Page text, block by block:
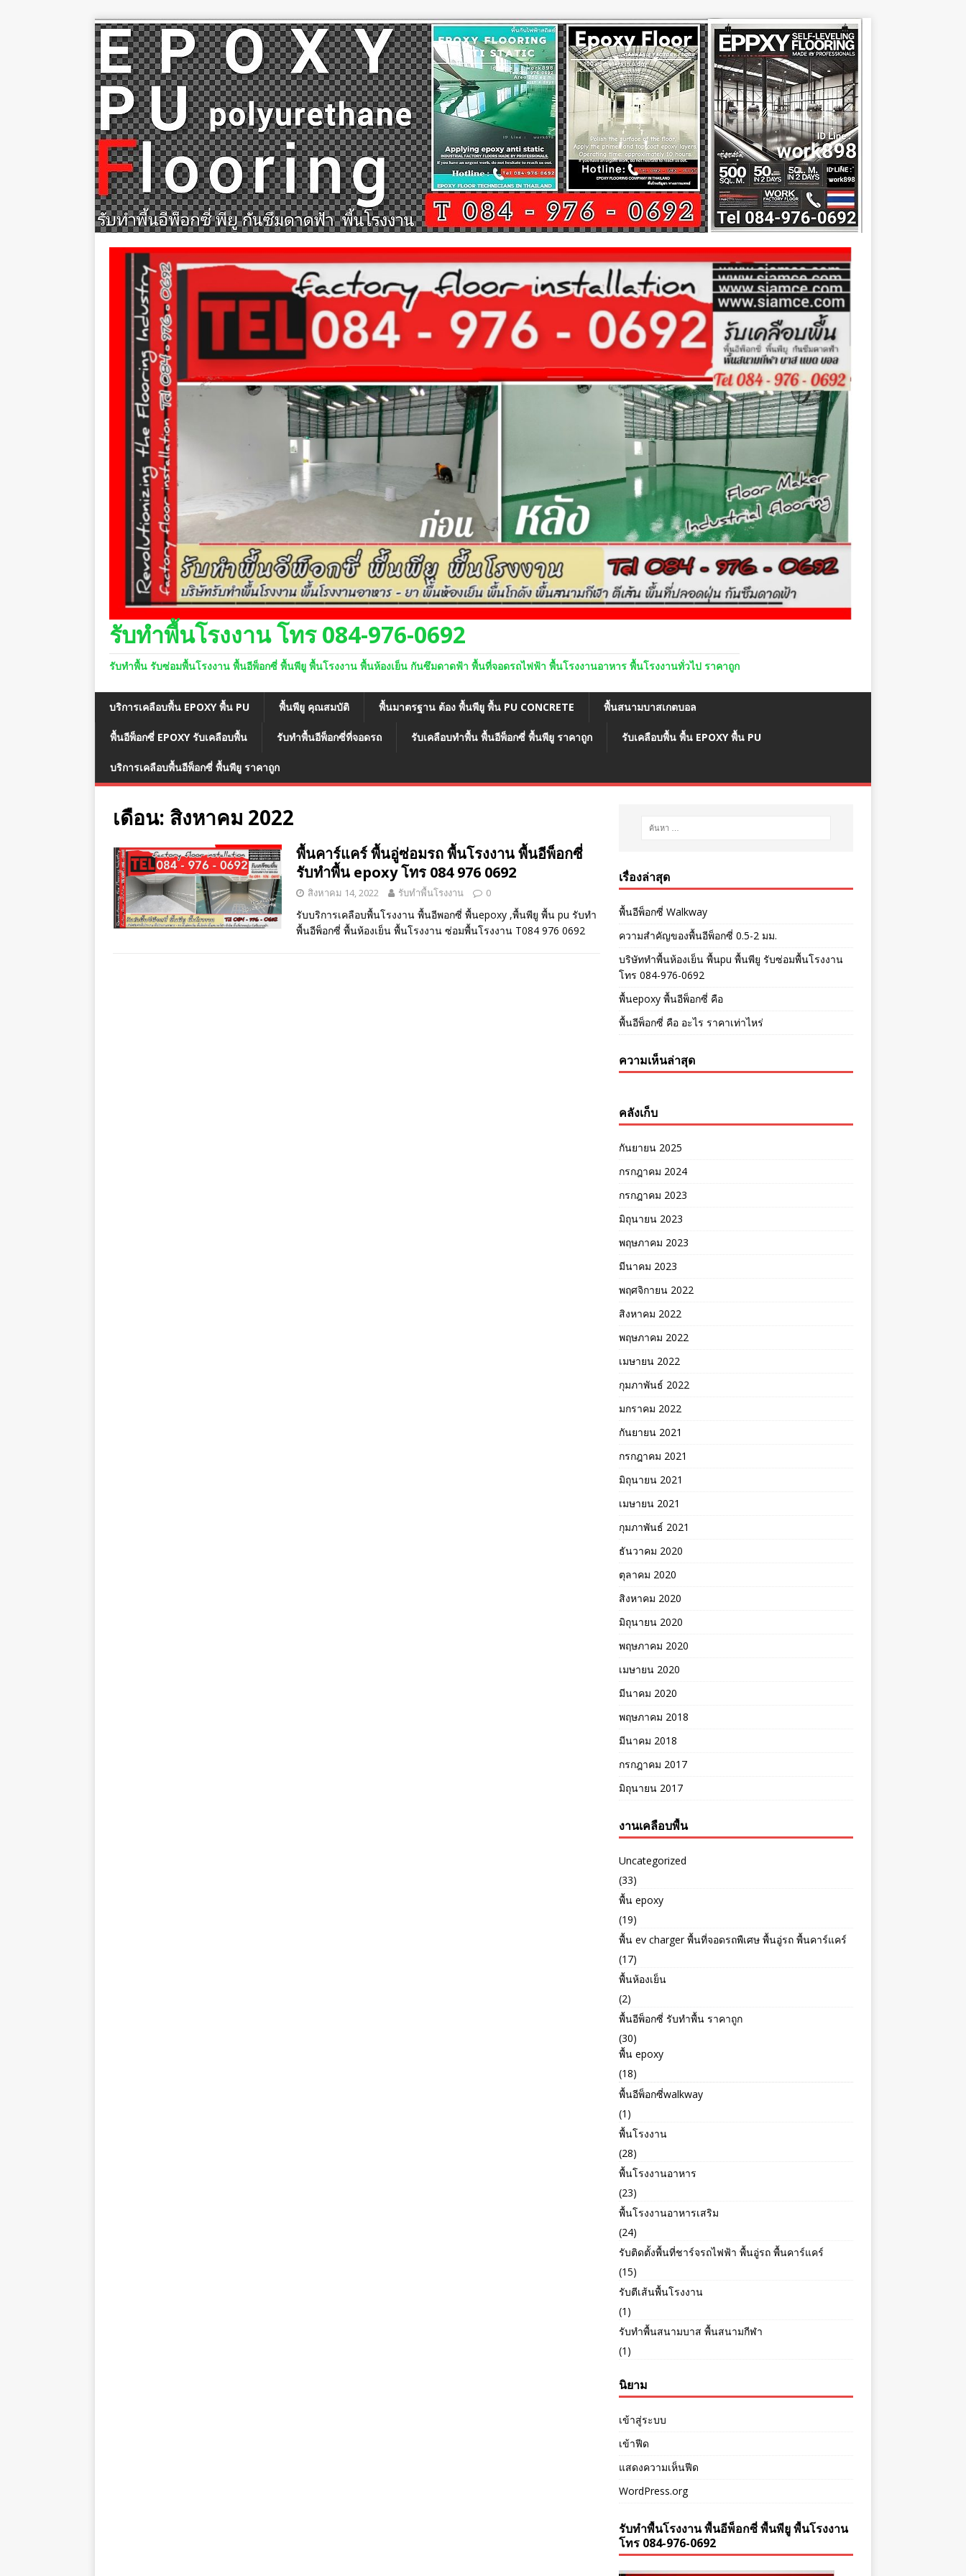
รับทำพื้นโรงงาน โทร 084-976-0692
รับทำพื้น รับซ่อมพื้นโรงงาน พื้นอีพ็อกซี่ พื้นพียู พื้นโรงงาน พื้นห้องเย็น กันซึมดาดฟ้า พื้นที่จอดรถไฟฟ้า พื้นโรงงานอาหาร พื้นโรงงานทั่วไป ราคาถูก
บริการเคลือบพื้น EPOXY พื้น PU พื้นพียู คุณสมบัติ พื้นมาตรฐาน ต้อง พื้นพียู พื้น PU CONCRETE พื้นสนามบาสเกตบอล
พื้นอีพ็อกซี่ EPOXY รับเคลือบพื้น รับทำพื้นอีพ็อกซี่ที่จอดรถ รับเคลือบทำพื้น พื้นอีพ็อกซี่ พื้นพียู ราคาถูก รับเคลือบพื้น พื้น EPOXY พื้น PU
บริการเคลือบพื้นอีพ็อกซี่ พื้นพียู ราคาถูก
เดือน: สิงหาคม 2022
พื้นคาร์แคร์ พื้นอู่ซ่อมรถ พื้นโรงงาน พื้นอีพ็อกซี่
รับทำพื้น epoxy โทร 084 976 0692
สิงหาคม 14, 2022 รับทำพื้นโรงงาน 0
รับบริการเคลือบพื้นโรงงาน พื้นอีพอกซี่ พื้นepoxy ,พื้นพียู พื้น pu รับทำ
พื้นอีพ็อกซี่ พื้นห้องเย็น พื้นโรงงาน ซ่อมพื้นโรงงาน T084 976 0692
เรื่องล่าสุด
พื้นอีพ็อกซี่ Walkway
ความสำคัญของพื้นอีพ็อกซี่ 0.5-2 มม.
บริษัททำพื้นห้องเย็น พื้นpu พื้นพียู รับซ่อมพื้นโรงงาน
โทร 084-976-0692
พื้นepoxy พื้นอีพ็อกซี่ คือ
พื้นอีพ็อกซี่ คือ อะไร ราคาเท่าไหร่
ความเห็นล่าสุด
คลังเก็บ
กันยายน 2025
กรกฎาคม 2024
กรกฎาคม 2023
มิถุนายน 2023
พฤษภาคม 2023
มีนาคม 2023
พฤศจิกายน 2022
สิงหาคม 2022
พฤษภาคม 2022
เมษายน 2022
กุมภาพันธ์ 2022
มกราคม 2022
กันยายน 2021
กรกฎาคม 2021
มิถุนายน 2021
เมษายน 2021
กุมภาพันธ์ 2021
ธันวาคม 2020
ตุลาคม 2020
สิงหาคม 2020
มิถุนายน 2020
พฤษภาคม 2020
เมษายน 2020
มีนาคม 2020
พฤษภาคม 2018
มีนาคม 2018
กรกฎาคม 2017
มิถุนายน 2017
งานเคลือบพื้น
Uncategorized
(33)
พื้น epoxy
(19)
พื้น ev charger พื้นที่จอดรถพืเศษ พื้นอู่รถ พื้นคาร์แคร์
(17)
พื้นห้องเย็น
(2)
พื้นอีพ็อกซี่ รับทำพื้น ราคาถูก
(30)
พื้น epoxy
(18)
พื้นอีพ็อกซี่walkway
(1)
พื้นโรงงาน
(28)
พื้นโรงงานอาหาร
(23)
พื้นโรงงานอาหารเสริม
(24)
รับติดตั้งพื้นที่ชาร์จรถไฟฟ้า พื้นอู่รถ พื้นคาร์แคร์
(15)
รับตีเส้นพื้นโรงงาน
(1)
รับทำพื้นสนามบาส พื้นสนามกีฬา
(1)
นิยาม
เข้าสู่ระบบ
เข้าฟีด
แสดงความเห็นฟีด
WordPress.org
รับทำพื้นโรงงาน พื้นอีพ็อกซี่ พื้นพียู พื้นโรงงาน
โทร 084-976-0692